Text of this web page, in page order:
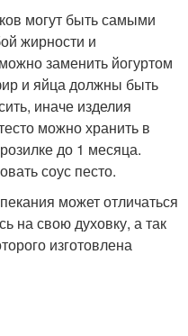
могут быть самыми
жирности и
заменить йогуртом
и яйца должны быть
иначе изделия
можно хранить в
до 1 месяца.
соус песто.
может отличаться
на свою духовку, а так
изготовлена